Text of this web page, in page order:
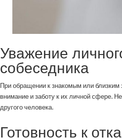
Уважение
собеседника
При обращении к знакомым или
внимание и заботу к их личной сфере.
другого человека.
Готовность к